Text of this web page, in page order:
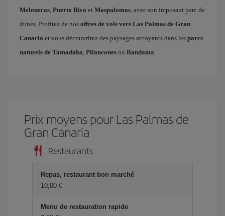
Meloneras, Puerto Rico et Maspalomas, avec son imposant parc de
dunes. Profitez de nos offres de vols vers Las Palmas de Gran
Canaria et vous découvrirez des paysages attrayants dans les parcs
naturels de Tamadaba, Pilancones ou Bandama.
Prix ​​moyens pour Las Palmas de
Gran Canaria
Restaurants
Repas, restaurant bon marché
10,00 €
Menu de restauration rapide